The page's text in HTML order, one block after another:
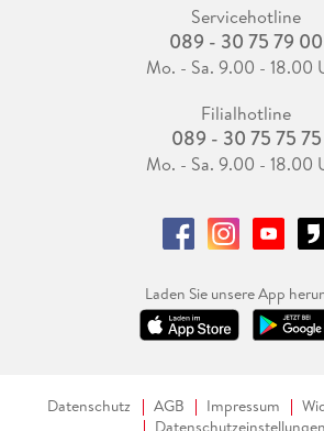
Servicehotline
089 - 30 75 79 00
Mo. - Sa. 9.00 - 18.00
Filialhotline
089 - 30 75 75 75
Mo. - Sa. 9.00 - 18.00
Laden Sie unsere App
Datenschutz AGB Impressum